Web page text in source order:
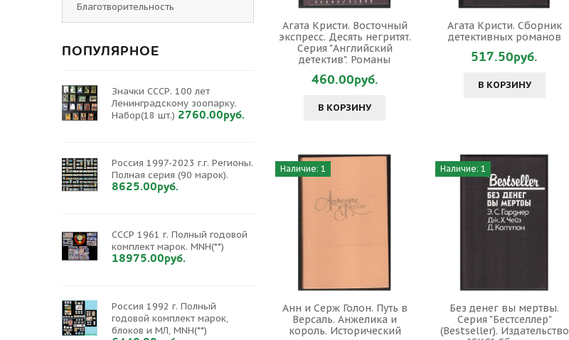
Агата Кристи. Восточный
экспресс. Десять негритят.
Серия "Английский
детектив". Романы
460.00руб.
В КОРЗИНУ
Агата Кристи. Сборник
детективных романов
517.50руб.
В КОРЗИНУ
Наличие: 1
Анн и Серж Голон. Путь в
Версаль. Анжелика и
король. Исторический
Наличие: 1
Без денег вы мертвы.
Серия "Бестселлер"
(Bestseller). Издательство
Благотворительность
ПОПУЛЯРНОЕ
Значки СССР. 100 лет
Ленинградскому зоопарку.
Набор(18 шт.) 2760.00руб.
Россия 1997-2023 г.г. Регионы.
Полная серия (90 марок).
8625.00руб.
СССР 1961 г. Полный годовой
комплект марок. MNH(**)
18975.00руб.
Россия 1992 г. Полный
годовой комплект марок,
блоков и МЛ, MNH(**)